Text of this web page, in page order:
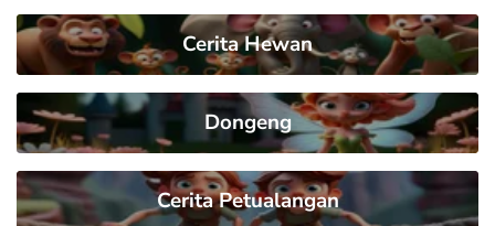
Cerita Hewan
Dongeng
Cerita Petualangan